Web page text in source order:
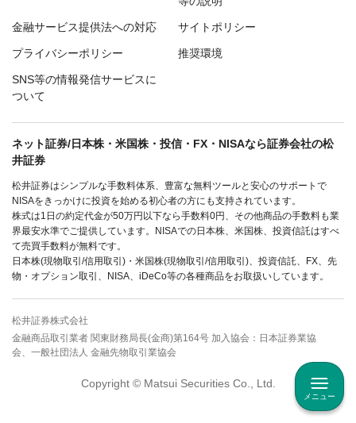
メニュー
金融サービス提供法への対応 サイトポリシー
プライバシーポリシー 推奨環境
SNS等の情報発信サービスに
ついて
ネット証券/日本株・米国株・投信・FX・NISAなら証券会社の松
井証券
松井証券はシンプルな手数料体系、豊富な無料ツールと安心のサポートで
NISAをきっかけに投資を始める初心者の方にも支持されています。
株式は1日の約定代金が50万円以下なら手数料0円、その他商品の手数料も業
界最安水準でご提供しています。NISAでの日本株、米国株、投資信託はすべ
て売買手数料が無料です。
日本株(現物取引/信用取引)・米国株(現物取引/信用取引)、投資信託、FX、先
物・オプション取引、NISA、iDeCo等の各種商品をお取扱いしています。
松井証券株式会社
金融商品取引業者 関東財務局長(金商)第164号 加入協会：日本証券業協
会、一般社団法人 金融先物取引業協会
Copyright © Matsui Securities Co., Ltd.